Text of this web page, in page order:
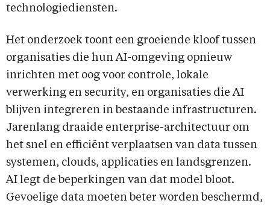
technologiediensten.
Het onderzoek toont een groeiende kloof tussen
organisaties die hun AI-omgeving opnieuw
inrichten met oog voor controle, lokale
verwerking en security, en organisaties die AI
blijven integreren in bestaande infrastructuren.
Jarenlang draaide enterprise-architectuur om
het snel en efficiënt verplaatsen van data tussen
systemen, clouds, applicaties en landsgrenzen.
AI legt de beperkingen van dat model bloot.
Gevoelige data moeten beter worden beschermd,